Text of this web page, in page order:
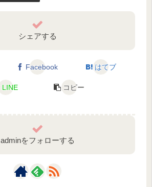
シェアする
Facebook はてブ
LINE コピー
adminをフォローする